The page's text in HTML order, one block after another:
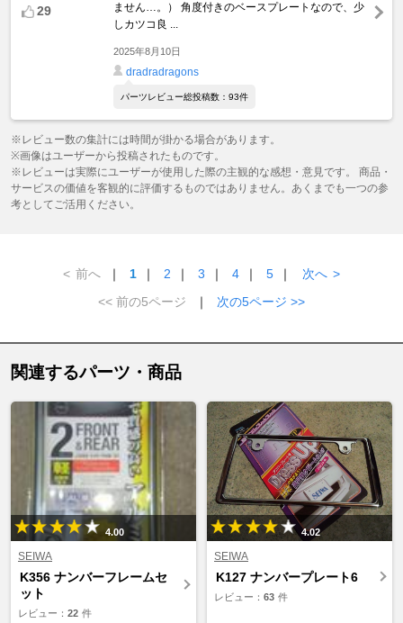
29
ません…。） 角度付きのベースプレートなので、少
しカツコ良 ...
2025年8月10日
dradradragons
パーツレビュー総投稿数：93件
※レビュー数の集計には時間が掛かる場合があります。
※画像はユーザーから投稿されたものです。
※レビューは実際にユーザーが使用した際の主観的な感想・意見です。 商品・
サービスの価値を客観的に評価するものではありません。あくまでも一つの参
考としてご活用ください。
< 前へ ｜ 1 ｜ 2 ｜ 3 ｜ 4 ｜ 5 ｜ 次へ >
<< 前の5ページ
｜ 次の5ページ >>
関連するパーツ・商品
4.00
SEIWA
K356 ナンバーフレームセ
ット
レビュー： 22 件
4.02
SEIWA
K127 ナンバープレート6
レビュー： 63 件